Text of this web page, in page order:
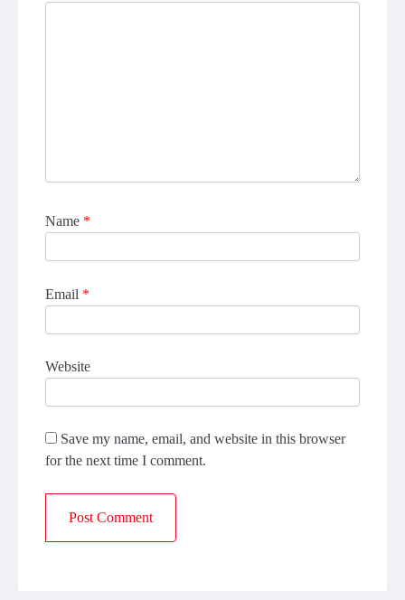
Name *
Email *
Website
Save my name, email, and website in this browser
for the next time I comment.